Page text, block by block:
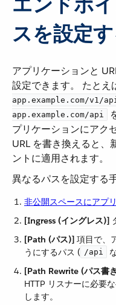
スを設定
アプリケーションと
設定できます。 たとえ
app.example.com/v1/
app.example.com/api
プリケーションにアク
URL を書き換えると、
ントに適用されます。
異なるパスを設定する
非公開スペースにアプ
[Ingress (イングレス)]
[Path (パス)] 項目で、
うにするパス (​ /api
[Path Rewrite (パス書
HTTP リスナーに必要
します。